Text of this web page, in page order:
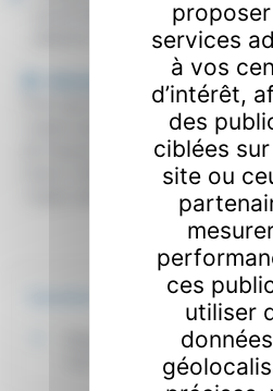
xml=F14809">Allocation
Pour que les parents puissent
<span
de revenus professionnels
class="valeur">55 %</span> du
<span class="valeur">960,96 €</
Questions ? Réponses !
Dans quels cas doit-on
services
à vos
d’intérêt,
des
ciblées
site ou
ces
utiliser